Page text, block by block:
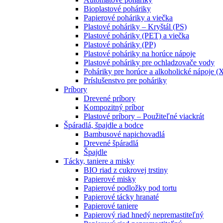
Bioplastové poháriky
Papierové poháriky a viečka
Plastové poháriky – Kryštál (PS)
Plastové poháriky (PET) a viečka
Plastové poháriky (PP)
Plastové poháriky na horúce nápoje
Plastové poháriky pre ochladzovače vody
Poháriky pre horúce a alkoholické nápoje
Príslušenstvo pre poháriky
Príbory
Drevené príbory
Kompozitný príbor
Plastové príbory – Použiteľné viackrát
Špáradlá, špajdle a bodce
Bambusové napichovadlá
Drevené špáradlá
Špajdle
Tácky, taniere a misky
BIO riad z cukrovej trstiny
Papierové misky
Papierové podložky pod tortu
Papierové tácky hranaté
Papierové taniere
Papierový riad hnedý nepremastiteľný